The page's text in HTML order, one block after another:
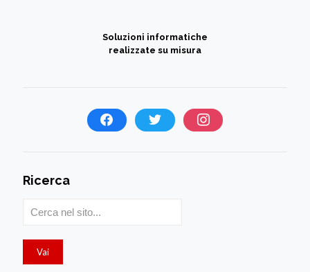
Soluzioni informatiche
realizzate su misura
Ricerca